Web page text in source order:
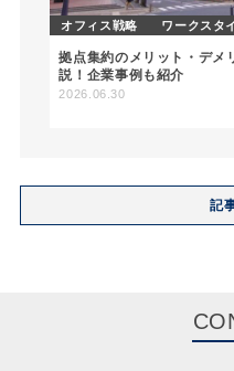
オフィス戦略 ワークスタ
拠点集約のメリット・デメ
説！企業事例も紹介
2026.06.30
記